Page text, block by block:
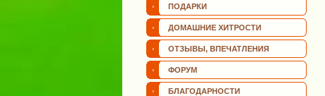
ПОДАРКИ
ДОМАШНИЕ ХИТРОСТИ
ОТЗЫВЫ, ВПЕЧАТЛЕНИЯ
ФОРУМ
БЛАГОДАРНОСТИ